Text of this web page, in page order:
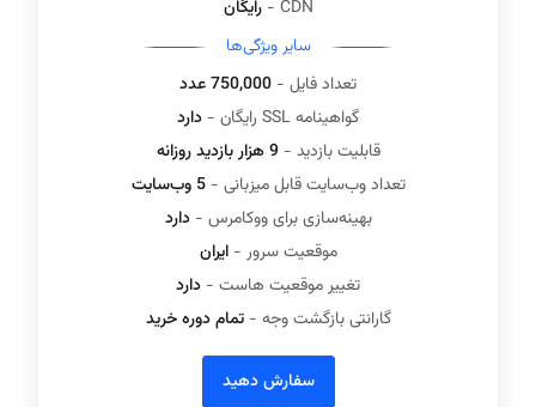
CDN -
رایگان
سایر ویژگی‌ها
تعداد فایل -
گواهینامه SSL رایگان -
دارد
قابلیت بازدید - 9 هزار بازدید روزانه
تعداد وب‌سایت قابل میزبانی - 5 وب‌سایت
بهینه‌سازی برای ووکامرس - دارد
موقعیت سرور - ایران
تغییر موقعیت هاست - دارد
گارانتی بازگشت وجه - تمام دوره خرید
سفارش دهید